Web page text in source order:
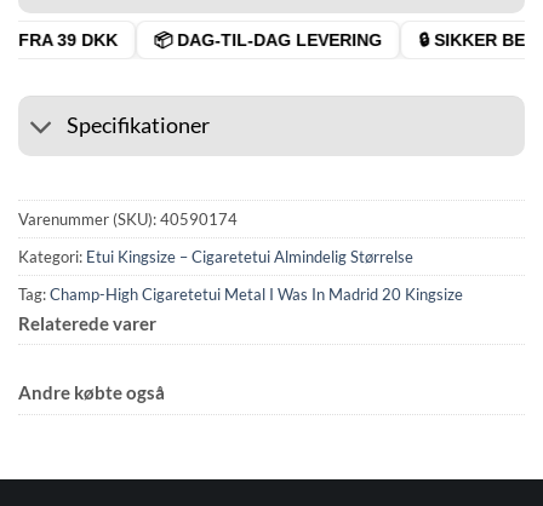
39 DKK 📦 DAG-TIL-DAG LEVERING 🔒 SIKKER
Specifikationer
Varenummer (SKU):40590174
Kategori: Etui Kingsize – Cigaretetui Almindelig Størrelse
Tag:Champ-High Cigaretetui Metal I Was In Madrid 20 Kingsize
Relaterede varer
Andre købte også